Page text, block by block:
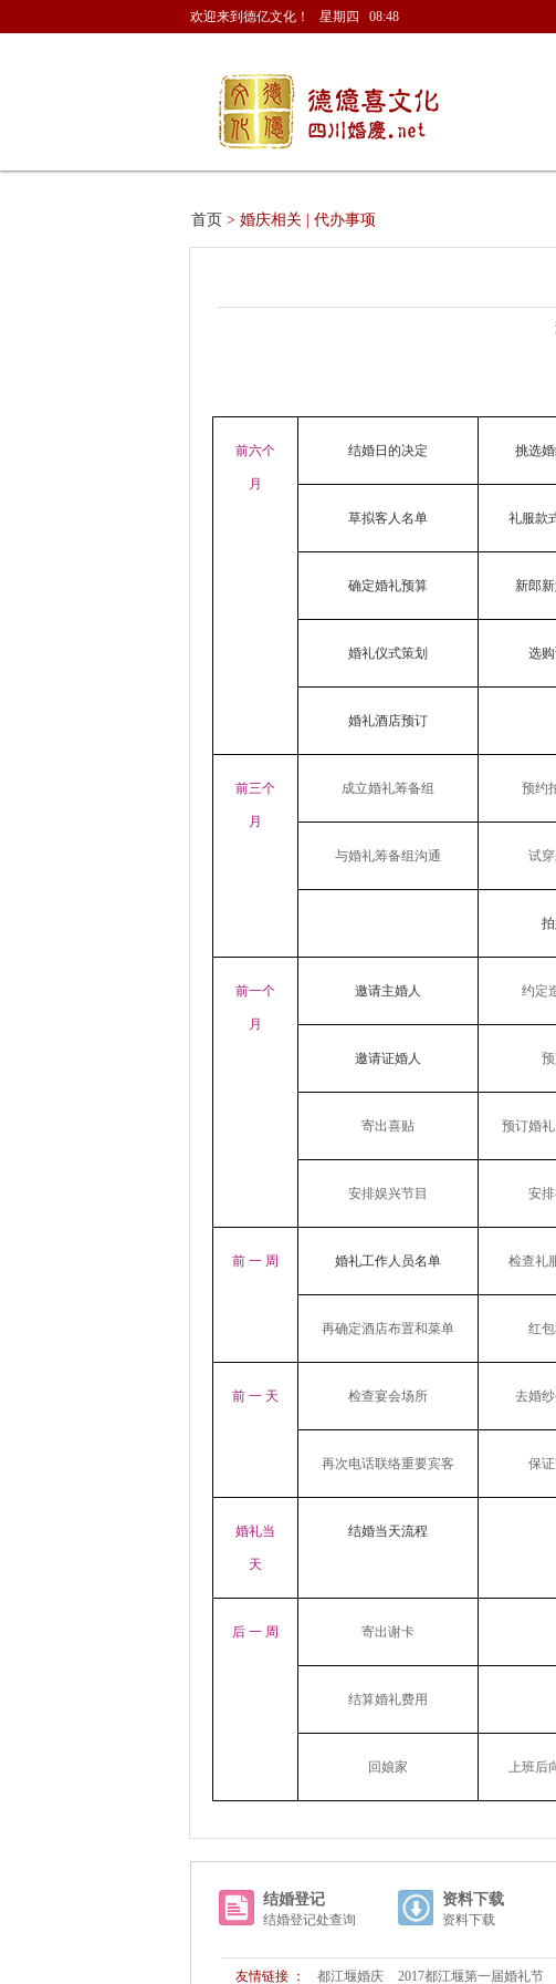
欢迎来到德亿文化！ 星期四 08:48
首页 > 婚庆相关 | 代办事项
前六个
月
结婚日的决定 挑选
草拟客人名单 礼服款
确定婚礼预算 新郎
婚礼仪式策划 选
婚礼酒店预订
前三个
月
成立婚礼筹备组 预约
与婚礼筹备组沟通 试
前一个
月
邀请主婚人 约定
邀请证婚人
寄出喜贴 预订婚
安排娱兴节目 安
前 一 周 婚礼工作人员名单 检查礼
再确定酒店布置和菜单 红
前 一 天 检查宴会场所 去婚
再次电话联络重要宾客 保
婚礼当
天
结婚当天流程
后 一 周 寄出谢卡
结算婚礼费用
回娘家 上班后
结婚登记
结婚登记处查询
资料下载
资料下载
友情链接 ： 都江堰婚庆 2017都江堰第一届婚礼节